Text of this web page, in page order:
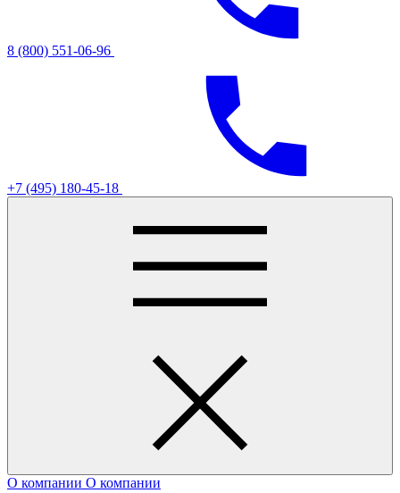
8 (800) 551-06-96
+7 (495) 180-45-18
О компании О компании